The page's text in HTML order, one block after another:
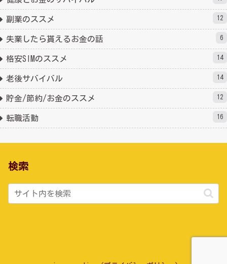
副業のススメ 12
失業したら貰えるお金の話 6
格安SIMのススメ 14
老後サバイバル 14
貯金/節約/お金のススメ 12
転職活動 16
検索